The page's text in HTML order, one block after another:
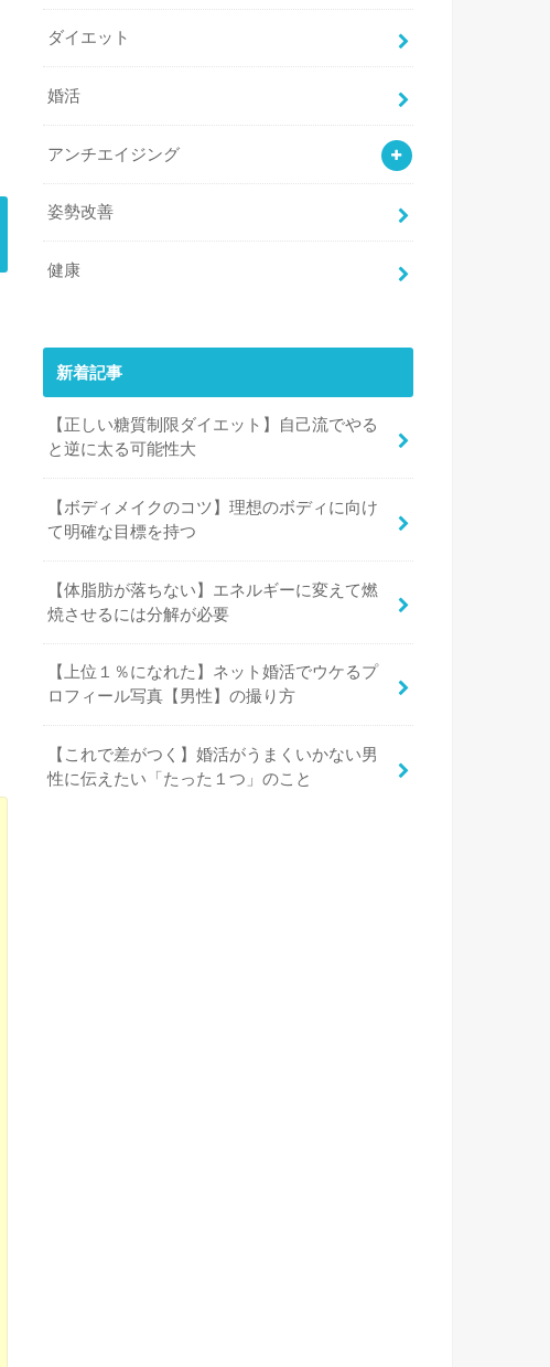
ダイエット
婚活
アンチエイジング
姿勢改善
健康
新着記事
【正しい糖質制限ダイエット】自己流でやる
と逆に太る可能性大
【ボディメイクのコツ】理想のボディに向け
て明確な目標を持つ
【体脂肪が落ちない】エネルギーに変えて燃
焼させるには分解が必要
【上位１％になれた】ネット婚活でウケるプ
ロフィール写真【男性】の撮り方
【これで差がつく】婚活がうまくいかない男
性に伝えたい「たった１つ」のこと